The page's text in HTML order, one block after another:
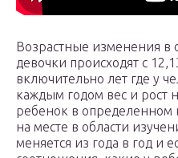
Возрастные изменения в
девочки происходят с
включительно лет где у
каждым годом вес и рост
ребенок в определенном
на месте в области
меняется из года в год и